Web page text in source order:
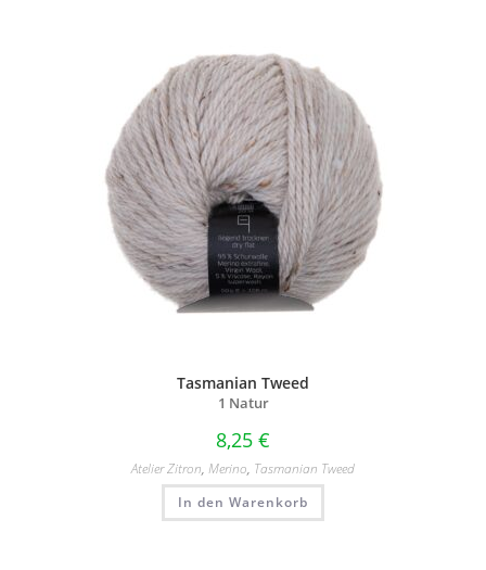
Tasmanian Tweed
1 Natur
8,25 €
Atelier Zitron, Merino, Tasmanian Tweed
In den Warenkorb